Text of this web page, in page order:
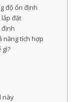
độ ổn định
lắp đặt
định
năng tích hợp
gì?
này